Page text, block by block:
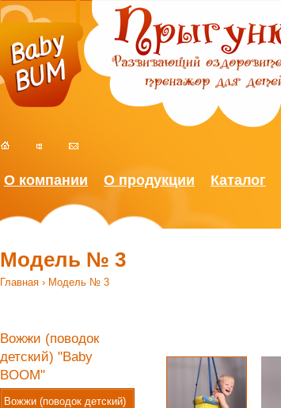
О компании О продукции Каталог
Модель № 3
Главная › Модель № 3
Вожжи (поводок
детский) "Baby
BOOM"
Вожжи (поводок детский)